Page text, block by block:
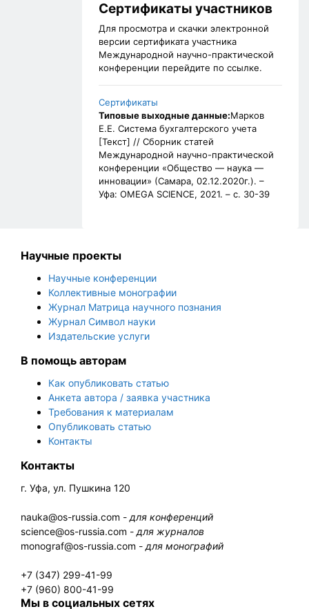
Сертификаты участников
Для просмотра и скачки электронной
версии сертификата участника
Международной научно-практической
конференции перейдите по ссылке.
Сертификаты
Типовые выходные данные:Марков
Е.Е. Система бухгалтерского учета
[Текст] // Сборник статей
Международной научно-практической
конференции «Общество — наука —
инновации» (Самара, 02.12.2020г.). –
Уфа: OMEGA SCIENCE, 2021. – с. 30-39
Научные проекты
Научные конференции
Коллективные монографии
Журнал Матрица научного познания
Журнал Символ науки
Издательские услуги
В помощь авторам
Как опубликовать статью
Анкета автора / заявка участника
Требования к материалам
Опубликовать статью
Контакты
Контакты
г. Уфа, ул. Пушкина 120
nauka@os-russia.com - для конференций
science@os-russia.com - для журналов
monograf@os-russia.com - для монографий
+7 (347) 299-41-99
+7 (960) 800-41-99
Мы в социальных сетях